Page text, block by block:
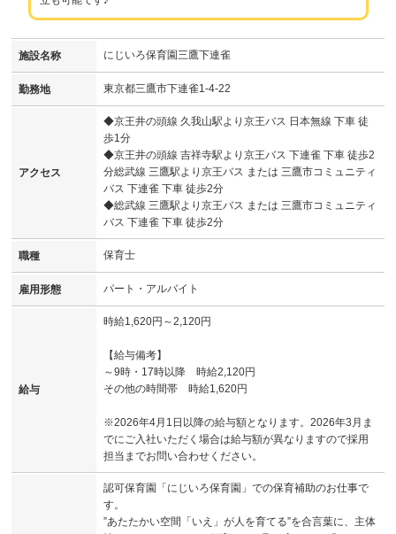
施設名称 にじいろ保育園三鷹下連雀
勤務地 東京都三鷹市下連雀1-4-22
アクセス
◆京王井の頭線 久我山駅より京王バス 日本無線 下車 徒
歩1分
◆京王井の頭線 吉祥寺駅より京王バス 下連雀 下車 徒歩2
分総武線 三鷹駅より京王バス または 三鷹市コミュニティ
バス 下連雀 下車 徒歩2分
◆総武線 三鷹駅より京王バス または 三鷹市コミュニティ
バス 下連雀 下車 徒歩2分
職種 保育士
雇用形態 パート・アルバイト
給与
時給1,620円～2,120円
【給与備考】
～9時・17時以降 時給2,120円
その他の時間帯 時給1,620円
※2026年4月1日以降の給与額となります。2026年3月ま
でにご入社いただく場合は給与額が異なりますので採用
担当までお問い合わせください。
認可保育園「にじいろ保育園」での保育補助のお仕事で
す。
”あたたかい空間「いえ」が人を育てる”を合言葉に、主体